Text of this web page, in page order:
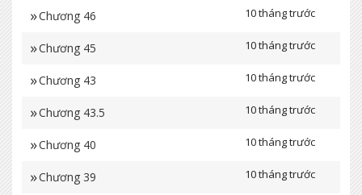
Chương 46 10 tháng trước
Chương 45 10 tháng trước
Chương 43 10 tháng trước
Chương 43.5 10 tháng trước
Chương 40 10 tháng trước
Chương 39 10 tháng trước